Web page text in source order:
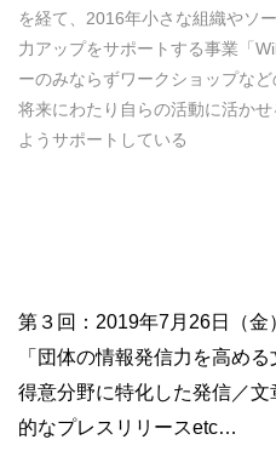
を経て、2016年小さな組織やソ
力アップをサポートする事業「
ーのみならずワークショップな
将来にわたり自らの活動に活か
ようサポートしている
第３回：2019年7月26日（金
「団体の情報発信力を高める
得意分野に特化した発信／
的なプレスリリースetc…